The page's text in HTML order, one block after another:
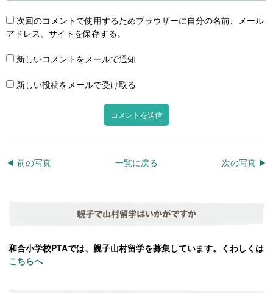
次回のコメントで使用するためブラウザーに自分の名前、メール
アドレス、サイトを保存する。
新しいコメントをメールで通知
新しい投稿をメールで受け取る
◀︎ 前の写真 次の写真 ▶︎
一覧に戻る
親子で山村留学はいかがですか
和合小学校PTAでは、親子山村留学を募集しています。くわしくは
こちらへ